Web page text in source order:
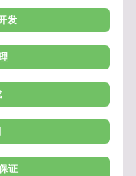
发
证